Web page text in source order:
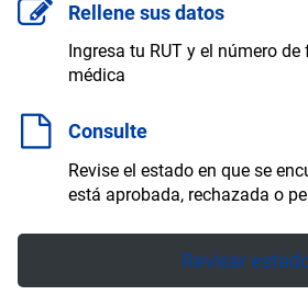
Rellene sus datos
Ingresa tu RUT y el número
médica
Consulte
Revise el estado en que se
está aprobada, rechazada o
Revisar